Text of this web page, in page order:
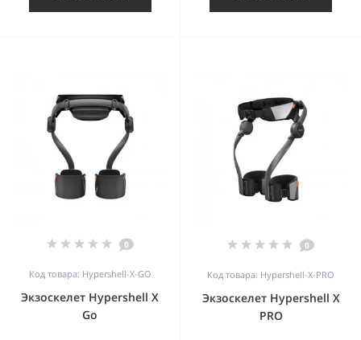
0
Код товара: Hypershell-X-GO
Экзоскелет Hypershell X
Go
0
Код товара: Hypershell-X-PRO
Экзоскелет Hypershell X
PRO